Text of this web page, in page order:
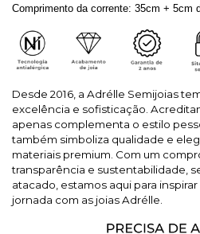
Comprimento da corrente: 35cm + 5cm
Desde 2016, a Adrélle Semijoias
excelência e sofisticação.
apenas complementa o estilo
também simboliza qualidade e
materiais premium. Com um
transparência e sustentabilidade,
atacado, estamos aqui para
jornada com as joias Adrélle.